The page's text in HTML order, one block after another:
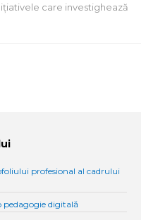
care investighează
profesional al cadrului
digitală